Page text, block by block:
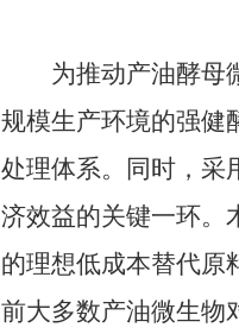
为推动产油酵母微
规模生产环境的强健
处理体系。同时，采
济效益的关键一环。
的理想低成本替代原
前大多数产油微生物